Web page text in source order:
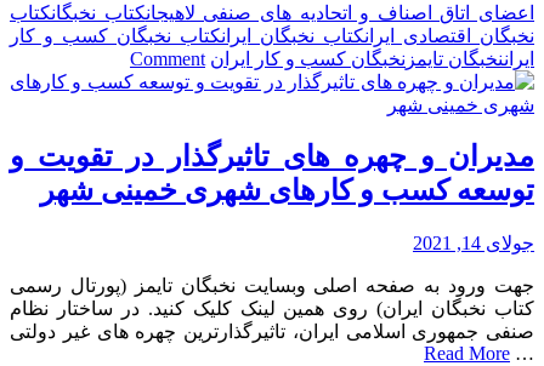
اعضای اتاق اصناف و اتحادیه های صنفی لاهیجانکتاب نخبگانکتاب
نخبگان اقتصادی ایرانکتاب نخبگان ایرانکتاب نخبگان کسب و کار
ایراننخبگان تایمز نخبگان کسب و کار ایران Comment
on
مدیران
های
تاثیرگذار
در
کسب
و
کارهای
مدیران و چهره های تاثیرگذار در تقویت و
توسعه کسب و کارهای شهری خمینی شهر
جولای 14, 2021
جهت ورود به صفحه اصلی وبسایت نخبگان تایمز (پورتال رسمی
کتاب نخبگان ایران) روی همین لینک کلیک کنید. در ساختار نظام
صنفی جمهوری اسلامی ایران، تاثیرگذارترین چهره های غیر دولتی
…
Read More